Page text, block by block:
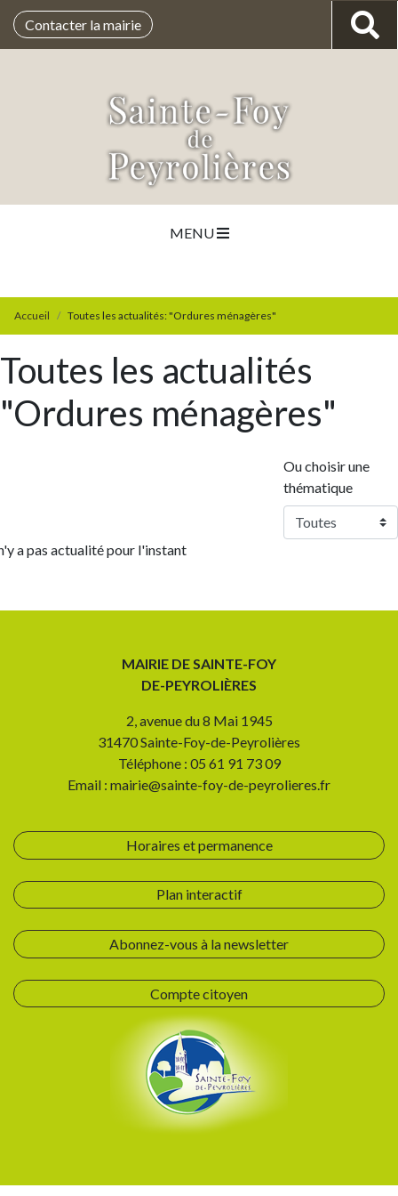
Contacter la mairie
MENU
Accueil Toutes les actualités: "Ordures ménagères"
Toutes les actualités
"Ordures ménagères"
Ou choisir une
thématique
a pas actualité pour l'instant
MAIRIE DE SAINTE-FOY
DE-PEYROLIÈRES
2, avenue du 8 Mai 1945
31470 Sainte-Foy-de-Peyrolières
Téléphone : 05 61 91 73 09
Email : mairie@sainte-foy-de-peyrolieres.fr
Horaires et permanence
Plan interactif
Abonnez-vous à la newsletter
Compte citoyen